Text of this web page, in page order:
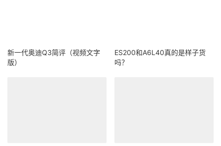
新一代奥迪Q3简评（视频文字
版）
ES200和A6L40真的是样子货
吗？